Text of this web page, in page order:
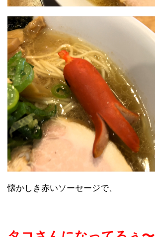
懐かしき赤いソーセージで、